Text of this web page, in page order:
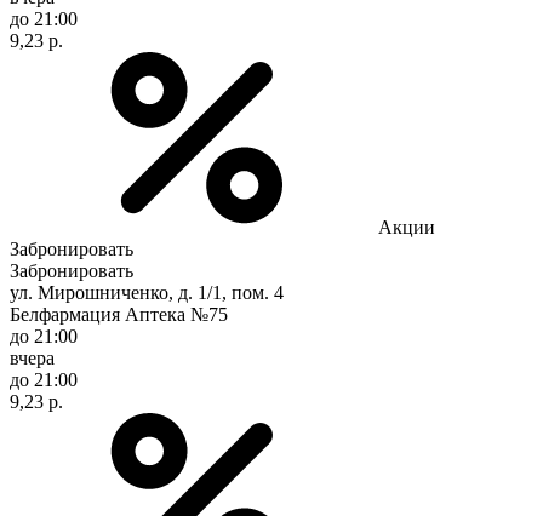
до 21:00
9,23 р.
Акции
Забронировать
Забронировать
ул. Мирошниченко, д. 1/1, пом. 4
Белфармация Аптека №75
до 21:00
вчера
до 21:00
9,23 р.